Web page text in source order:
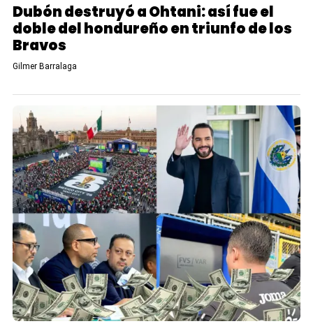
Dubón destruyó a Ohtani: así fue el
doble del hondureño en triunfo de los
Bravos
Gilmer Barralaga